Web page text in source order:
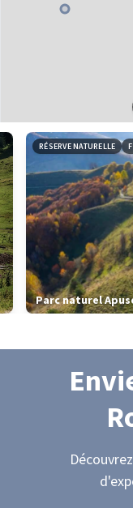
Leaflet|
RÉSERVE NATURELLE
Parc naturel